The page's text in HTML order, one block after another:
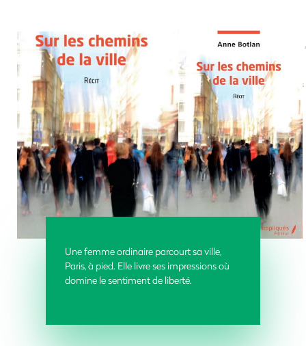
Une femme ordinaire parcourt sa ville,
Paris, à pied. Elle livre ses impressions où
domine le sentiment de liberté.